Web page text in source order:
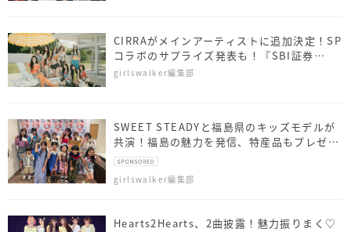
CIRRAがメインアーティストに追加決定！SP
コラボのサプライズ発表も！『SBI証券
presents TGC 北九州 2026』
girlswalker編集部
SWEET STEADYと福島県のキッズモデルが
共演！福島の魅力を発信、特産品もプレゼン
ト
girlswalker編集部
Hearts2Hearts、2曲披露！魅力振りまく♡